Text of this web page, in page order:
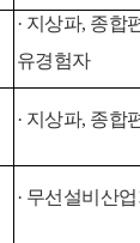
· 지상파, 종합
유경험자
· 지상파, 종합
· 무선설비산